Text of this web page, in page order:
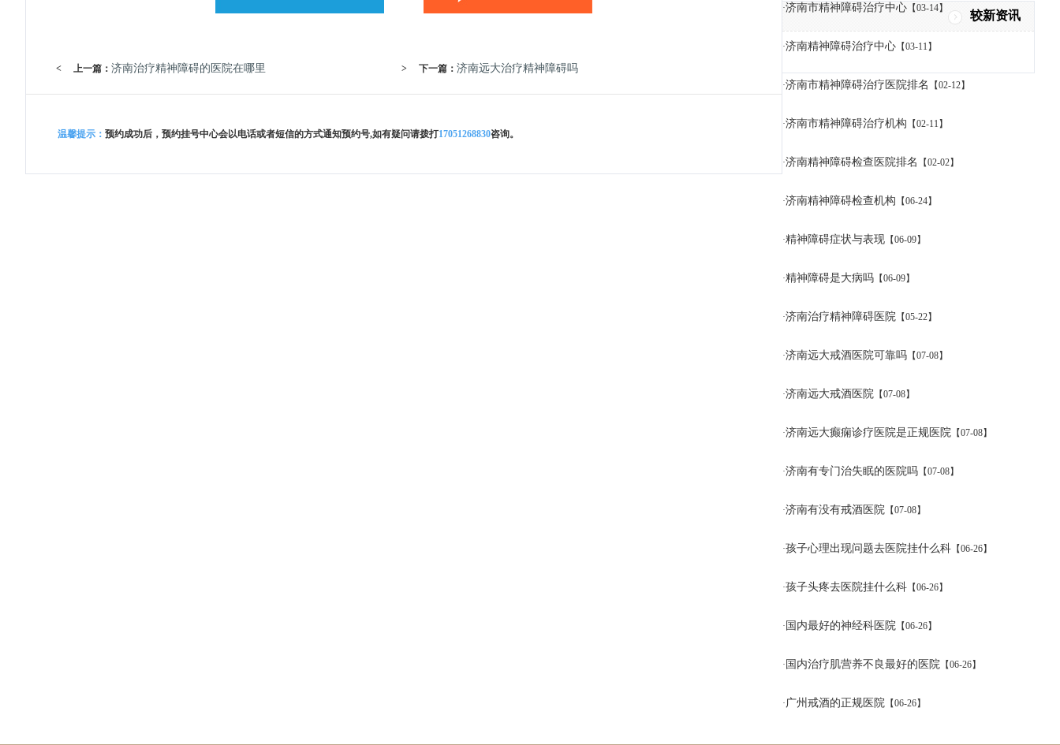
< 上一篇： 济南治疗精神障碍的医院在哪里 > 下一篇： 济南远大治疗精神障碍吗
温馨提示： 预约成功后，预约挂号中心会以电话或者短信的方式通知预约号,如有疑问请拨打17051268830咨询。
·济南市精神障碍治疗中心 【03-14】
·济南精神障碍治疗中心 【03-11】
·济南市精神障碍治疗医院排名 【02-12】
·济南市精神障碍治疗机构 【02-11】
·济南精神障碍检查医院排名 【02-02】
·济南精神障碍检查机构 【06-24】
·精神障碍症状与表现 【06-09】
·精神障碍是大病吗 【06-09】
·济南治疗精神障碍医院 【05-22】
较新资讯
·济南远大戒酒医院可靠吗 【07-08】
·济南远大戒酒医院 【07-08】
·济南远大癫痫诊疗医院是正规医院 【07-08】
·济南有专门治失眠的医院吗 【07-08】
·济南有没有戒酒医院 【07-08】
·孩子心理出现问题去医院挂什么科 【06-26】
·孩子头疼去医院挂什么科 【06-26】
· 国内最好的神经科医院 【06-26】
· 国内治疗肌营养不良最好的医院 【06-26】
·广州戒酒的正规医院 【06-26】